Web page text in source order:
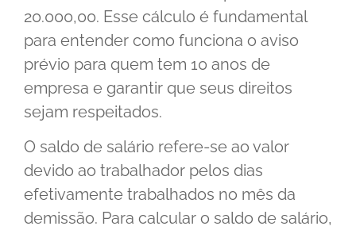
20.000,00. Esse cálculo é fundamental
para entender como funciona o aviso
prévio para quem tem 10 anos de
empresa e garantir que seus direitos
sejam respeitados.
O saldo de salário refere-se ao valor
devido ao trabalhador pelos dias
efetivamente trabalhados no mês da
demissão. Para calcular o saldo de salário,